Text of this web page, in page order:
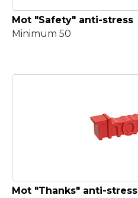
Mot "Safety" anti-stress
Minimum 50
Mot "Thanks" anti-stress